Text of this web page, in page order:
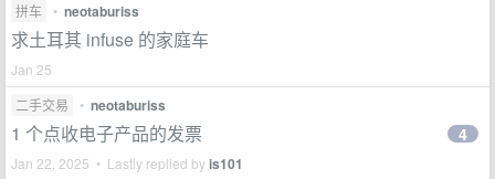
拼车 • neotaburiss
求土耳其 infuse 的家庭车
Jan 25
二手交易
• neotaburiss
1 个点收电子产品的发票
Jan 22, 2025 • Lastly replied byis101
4